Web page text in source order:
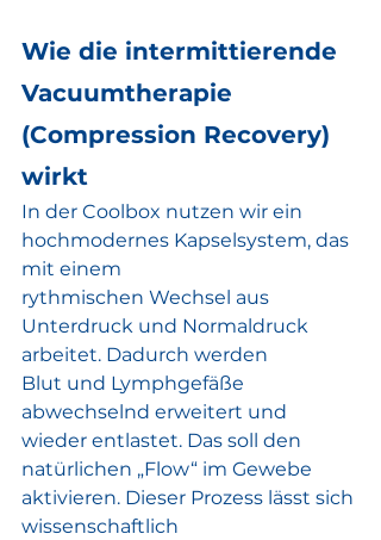
Wie die intermittierende
Vacuumtherapie
(Compression Recovery)
wirkt
In der Coolbox nutzen wir ein
hochmodernes Kapselsystem, das
mit einem
rythmischen Wechsel aus
Unterdruck und Normaldruck
arbeitet. Dadurch werden
Blut und Lymphgefäße
abwechselnd erweitert und
wieder entlastet. Das soll den
natürlichen „Flow“ im Gewebe
aktivieren. Dieser Prozess lässt sich
wissenschaftlich